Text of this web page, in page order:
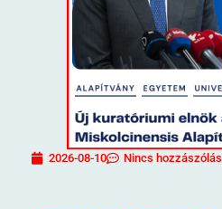
2026-08-10 Nincs hozzászólás